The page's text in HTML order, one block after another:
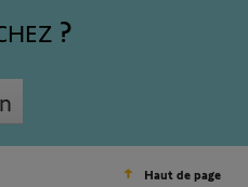
Haut de page